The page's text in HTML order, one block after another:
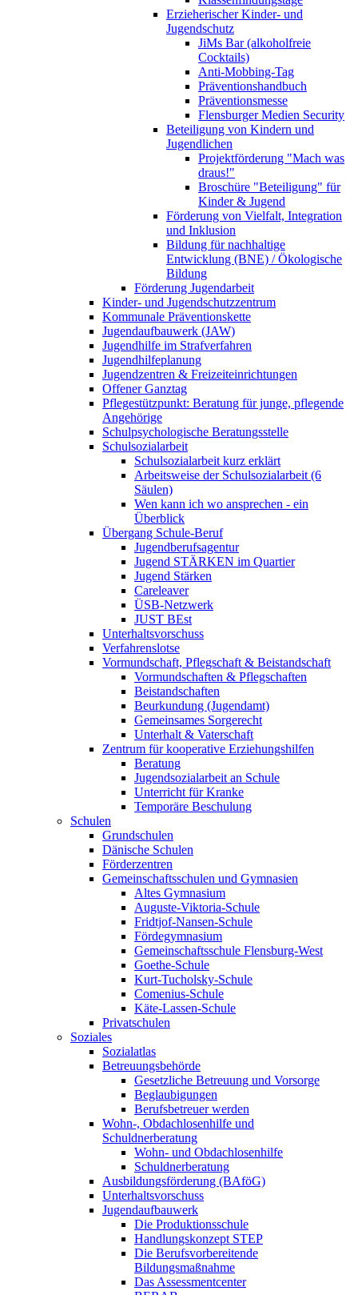
Erzieherischer Kinder- und
Jugendschutz
JiMs Bar (alkoholfreie
Cocktails)
Anti-Mobbing-Tag
Präventionshandbuch
Präventionsmesse
Flensburger Medien Security
Beteiligung von Kindern und
Jugendlichen
Projektförderung "Mach was
draus!"
Broschüre "Beteiligung" für
Kinder & Jugend
Förderung von Vielfalt, Integration
und Inklusion
Bildung für nachhaltige
Entwicklung (BNE) / Ökologische
Bildung
Förderung Jugendarbeit
Kinder- und Jugendschutzzentrum
Kommunale Präventionskette
Jugendaufbauwerk (JAW)
Jugendhilfe im Strafverfahren
Jugendhilfeplanung
Jugendzentren & Freizeiteinrichtungen
Offener Ganztag
Pflegestützpunkt: Beratung für junge, pflegende
Angehörige
Schulpsychologische Beratungsstelle
Schulsozialarbeit
Schulsozialarbeit kurz erklärt
Arbeitsweise der Schulsozialarbeit (6
Säulen)
Wen kann ich wo ansprechen - ein
Überblick
Übergang Schule-Beruf
Jugendberufsagentur
Jugend STÄRKEN im Quartier
Jugend Stärken
Careleaver
ÜSB-Netzwerk
JUST BEst
Unterhaltsvorschuss
Verfahrenslotse
Vormundschaft, Pflegschaft & Beistandschaft
Vormundschaften & Pflegschaften
Beistandschaften
Beurkundung (Jugendamt)
Gemeinsames Sorgerecht
Unterhalt & Vaterschaft
Zentrum für kooperative Erziehungshilfen
Beratung
Jugendsozialarbeit an Schule
Unterricht für Kranke
Temporäre Beschulung
Schulen
Grundschulen
Dänische Schulen
Förderzentren
Gemeinschaftsschulen und Gymnasien
Altes Gymnasium
Auguste-Viktoria-Schule
Fridtjof-Nansen-Schule
Fördegymnasium
Gemeinschaftsschule Flensburg-West
Goethe-Schule
Kurt-Tucholsky-Schule
Comenius-Schule
Käte-Lassen-Schule
Privatschulen
Soziales
Sozialatlas
Betreuungsbehörde
Gesetzliche Betreuung und Vorsorge
Beglaubigungen
Berufsbetreuer werden
Wohn-, Obdachlosenhilfe und
Schuldnerberatung
Wohn- und Obdachlosenhilfe
Schuldnerberatung
Ausbildungsförderung (BAföG)
Unterhaltsvorschuss
Jugendaufbauwerk
Die Produktionsschule
Handlungskonzept STEP
Die Berufsvorbereitende
Bildungsmaßnahme
Das Assessmentcenter